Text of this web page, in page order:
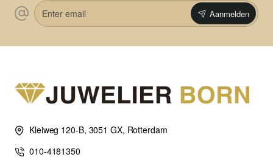
Enter
email
Aanmelden
Kleiweg 120-B, 3051 GX, Rotterdam
010-4181350